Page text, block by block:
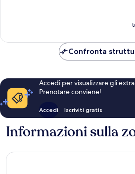
Confronta
Accedi per visualizzare gli
Prenotare conviene!
Accedi Iscriviti gratis
Informazioni sulla